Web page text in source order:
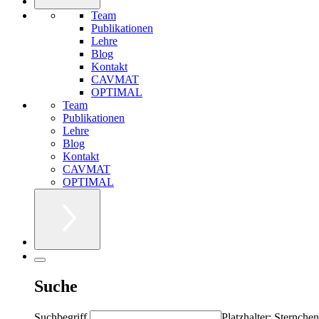
Team
Publikationen
Lehre
Blog
Kontakt
CAVMAT
OPTIMAL
Team
Publikationen
Lehre
Blog
Kontakt
CAVMAT
OPTIMAL
Suche